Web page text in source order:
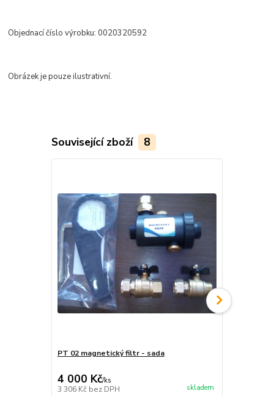
Objednací číslo výrobku: 0020320592
Obrázek je pouze ilustrativní.
Související zboží 8
PT 02 magnetický filtr - sada
4 000 Kč/ks
3 306 Kč bez DPH skladem